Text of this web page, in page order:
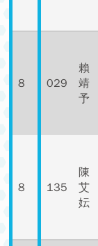
8 029
賴
靖
予
8 135
陳
艾
妘